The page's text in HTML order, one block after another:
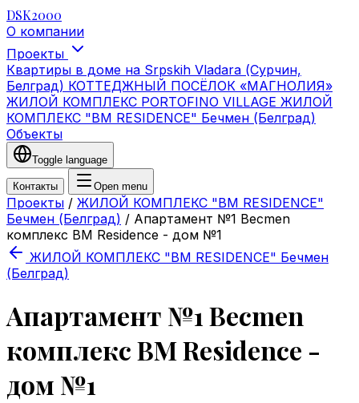
DSK2000
О компании
Проекты
Квартиры в доме на Srpskih Vladara (Сурчин,
Белград) КОТТЕДЖНЫЙ ПОСЁЛОК «МАГНОЛИЯ»
ЖИЛОЙ КОМПЛЕКС PORTOFINO VILLAGE ЖИЛОЙ
КОМПЛЕКС "BM RESIDENCE" Бечмен (Белград)
Объекты
Toggle language
Контакты Open menu
Проекты / ЖИЛОЙ КОМПЛЕКС "BM RESIDENCE"
Бечмен (Белград) / Апартамент №1 Becmen
комплекс BM Residence - дом №1
ЖИЛОЙ КОМПЛЕКС "BM RESIDENCE" Бечмен
(Белград)
Апартамент №1 Becmen
комплекс BM Residence -
дом №1